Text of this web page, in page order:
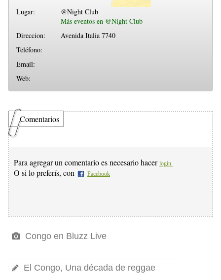
Lugar:
@Night Club
Más eventos en @Night Club
Direccion:
Avenida Italia 7740
Teléfono:
Email:
Web:
Comentarios
Para agregar un comentario es necesario hacer login.
O si lo preferís, con Facebook
Congo en Bluzz Live
El Congo, Una década de reggae